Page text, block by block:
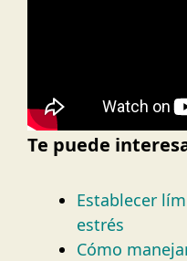
Te puede
Establecer
estrés
Cómo